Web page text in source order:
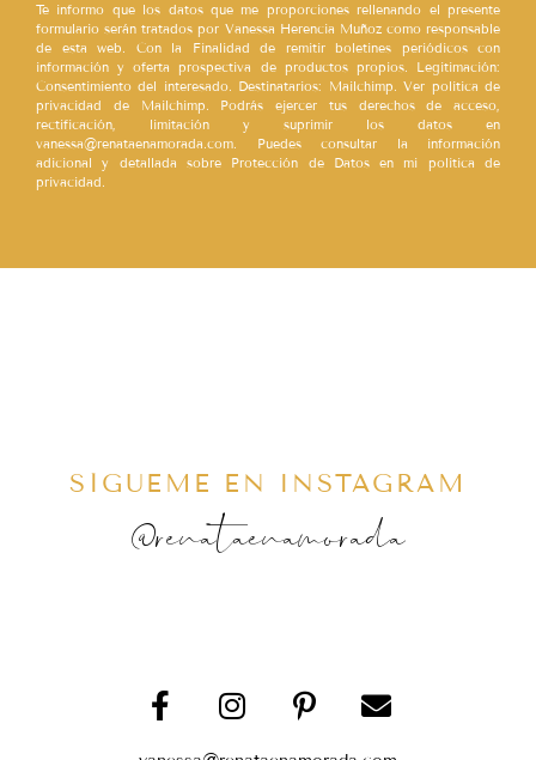
Te informo que los datos que me proporciones rellenando el presente
formulario serán tratados por Vanessa Herencia Muñoz como responsable
de esta web. Con la Finalidad de remitir boletines periódicos con
información y oferta prospectiva de productos propios. Legitimación:
Consentimiento del interesado. Destinatarios: Mailchimp. Ver política de
privacidad de Mailchimp. Podrás ejercer tus derechos de acceso,
rectificación, limitación y suprimir los datos en
vanessa@renataenamorada.com. Puedes consultar la información
adicional y detallada sobre Protección de Datos en mi política de
privacidad.
SÍGUEME EN INSTAGRAM
@renataenamorada